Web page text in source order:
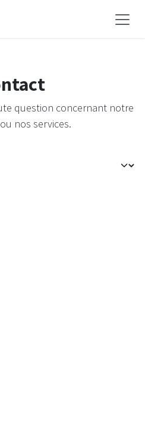
question concernant notre
nos services.